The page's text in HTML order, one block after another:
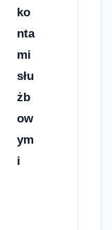
ko
nta
mi
słu
żb
ow
ym
i